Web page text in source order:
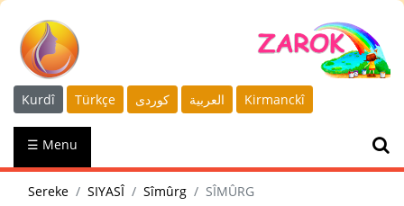
Kurdî Türkçe كوردى العربية Kirmanckî
☰ Menu
Sereke SIYASÎ Sîmûrg SÎMÛRG